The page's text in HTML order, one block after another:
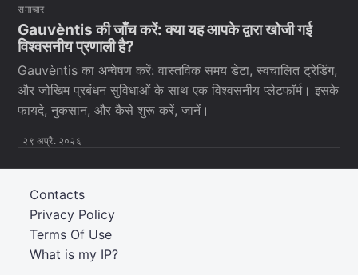
समाचार
Gauvèntis की जाँच करें: क्या यह आपके द्वारा खोजी गई
विश्वसनीय प्रणाली है?
Gauvèntis का अन्वेषण करें: वास्तविक समय डेटा, स्वचालित ट्रेडिंग,
और जोखिम प्रबंधन सुविधाओं के साथ एक विश्वसनीय प्लेटफॉर्म। इसके
फायदे, नुकसान, और कैसे शुरू करें, जानें।
२९ अप्रै. २०२६
What is my IP?
Terms Of Use
Privacy Policy
Contacts